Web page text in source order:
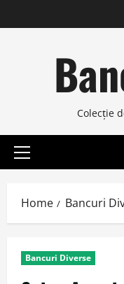
to
Colecţie
Primary
Home Bancuri
Bancuri Diverse